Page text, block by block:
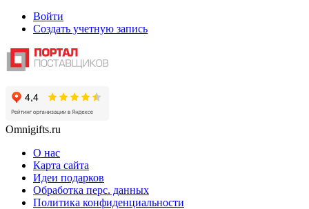
Войти
Создать учетную запись
Omnigifts.ru
О нас
Карта сайта
Идеи подарков
Обработка перс. данных
Политика конфиденциальности